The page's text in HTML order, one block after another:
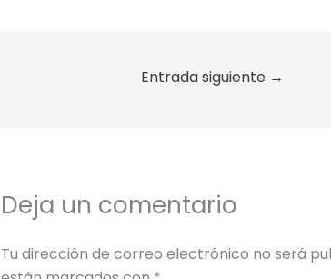
Entrada siguiente →
Deja un comentario
Tu dirección de correo electrónico no será